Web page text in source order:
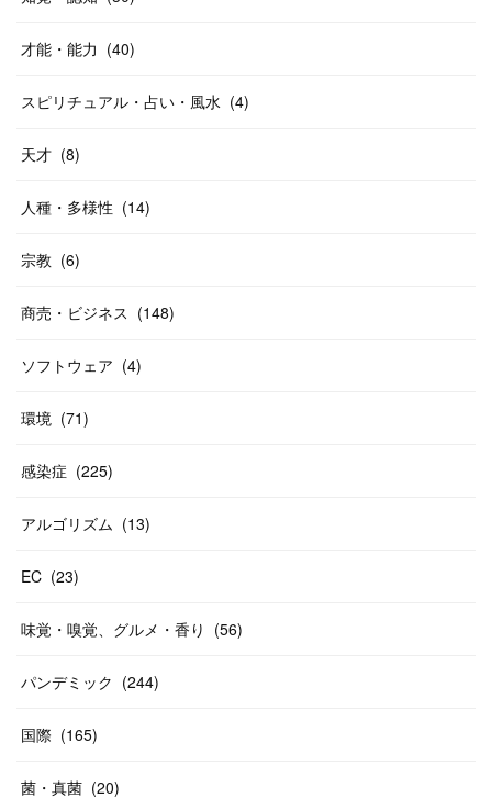
才能・能力 (40)
スピリチュアル・占い・風水 (4)
天才 (8)
人種・多様性 (14)
宗教 (6)
商売・ビジネス (148)
ソフトウェア (4)
環境 (71)
感染症 (225)
アルゴリズム (13)
EC (23)
味覚・嗅覚、グルメ・香り (56)
パンデミック (244)
国際 (165)
菌・真菌 (20)